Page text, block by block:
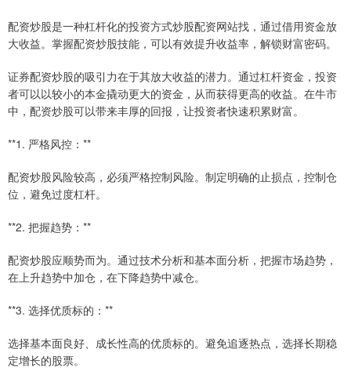
配资炒股是一种杠杆化的投资方式炒股配资网站找，通过借用资金放
大收益。掌握配资炒股技能，可以有效提升收益率，解锁财富密码。
证券配资炒股的吸引力在于其放大收益的潜力。通过杠杆资金，投资
者可以以较小的本金撬动更大的资金，从而获得更高的收益。在牛市
中，配资炒股可以带来丰厚的回报，让投资者快速积累财富。
**1. 严格风控：**
配资炒股风险较高，必须严格控制风险。制定明确的止损点，控制仓
位，避免过度杠杆。
**2. 把握趋势：**
配资炒股应顺势而为。通过技术分析和基本面分析，把握市场趋势，
在上升趋势中加仓，在下降趋势中减仓。
**3. 选择优质标的：**
选择基本面良好、成长性高的优质标的。避免追逐热点，选择长期稳
定增长的股票。